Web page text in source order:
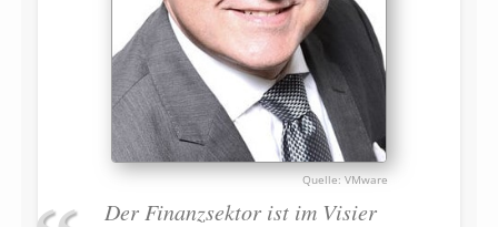
VMware
Der Finanzsektor ist im Visier